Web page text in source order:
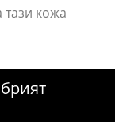
тази кожа